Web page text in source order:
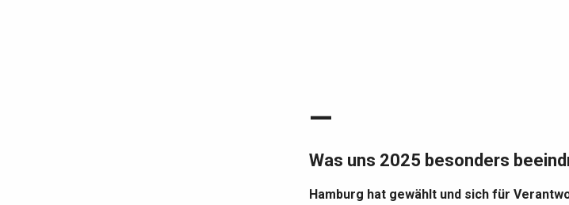
—
Was uns 2025 besonders
Hamburg hat gewählt und sich für